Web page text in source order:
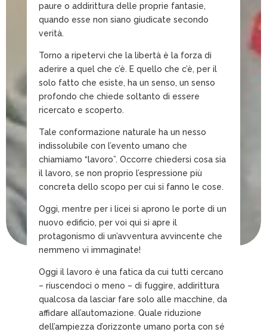
paure o addirittura delle proprie fantasie,
quando esse non siano giudicate secondo
verità.
Torno a ripetervi che la libertà è la forza di
aderire a quel che c’è. E quello che c’è, per il
solo fatto che esiste, ha un senso, un senso
profondo che chiede soltanto di essere
ricercato e scoperto.
Tale conformazione naturale ha un nesso
indissolubile con l’evento umano che
chiamiamo “lavoro”. Occorre chiedersi cosa sia
il lavoro, se non proprio l’espressione più
concreta dello scopo per cui si fanno le cose.
Oggi, mentre per i licei si aprono le porte di un
nuovo edificio, per voi qui si apre il
protagonismo di un’avventura avvincente che
nemmeno vi immaginate!
Oggi il lavoro è una fatica da cui tutti cercano
– riuscendoci o meno – di fuggire, addirittura
qualcosa da lasciar fare solo alle macchine, da
affidare all’automazione. Quale riduzione
dell’ampiezza d’orizzonte umano porta con sé